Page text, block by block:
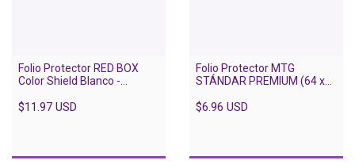
Folio Protector RED BOX
Color Shield Blanco -
Unidades
$11.97 USD
Folio Protector MTG
STÁNDAR PREMIUM (64 x
$6.96 USD